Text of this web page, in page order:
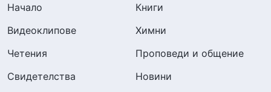
Начало
Книги
Видеоклипове
Химни
Четения
Проповеди и общение
Свидетелства
Новини